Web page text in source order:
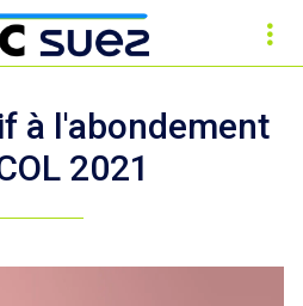
à l'abondement
2021